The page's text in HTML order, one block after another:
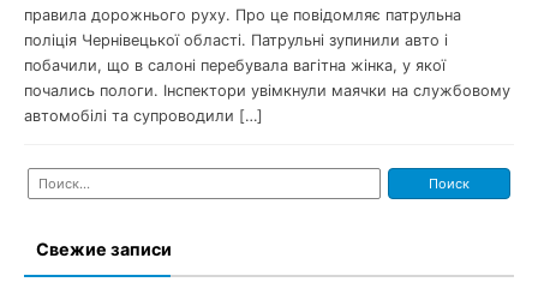
правила дорожнього руху. Про це повідомляє патрульна
поліція Чернівецької області. Патрульні зупинили авто і
побачили, що в салоні перебувала вагітна жінка, у якої
почались пологи. Інспектори увімкнули маячки на службовому
автомобілі та супроводили […]
Найти:
Свежие записи